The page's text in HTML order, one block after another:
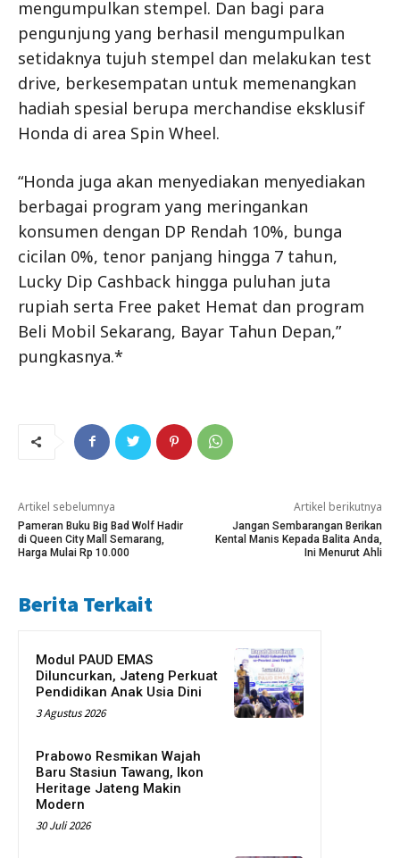
mengumpulkan stempel. Dan bagi para
pengunjung yang berhasil mengumpulkan
setidaknya tujuh stempel dan melakukan test
drive, berkesempatan untuk memenangkan
hadiah spesial berupa merchandise eksklusif
Honda di area Spin Wheel.
“Honda juga akan menyediakan menyediakan
berbagai program yang meringankan
konsumen dengan DP Rendah 10%, bunga
cicilan 0%, tenor panjang hingga 7 tahun,
Lucky Dip Cashback hingga puluhan juta
rupiah serta Free paket Hemat dan program
Beli Mobil Sekarang, Bayar Tahun Depan,”
pungkasnya.*
Artikel sebelumnya
Pameran Buku Big Bad Wolf Hadir
di Queen City Mall Semarang,
Harga Mulai Rp 10.000
Artikel berikutnya
Jangan Sembarangan Berikan
Kental Manis Kepada Balita Anda,
Ini Menurut Ahli
Berita Terkait
Modul PAUD EMAS
Diluncurkan, Jateng Perkuat
Pendidikan Anak Usia Dini
3 Agustus 2026
Prabowo Resmikan Wajah
Baru Stasiun Tawang, Ikon
Heritage Jateng Makin
Modern
30 Juli 2026